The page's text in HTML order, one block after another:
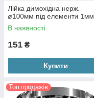
Лійка димохідна нерж.
ø100мм під елементи 1мм
В наявності
151 ₴
Купити
Топ продажів